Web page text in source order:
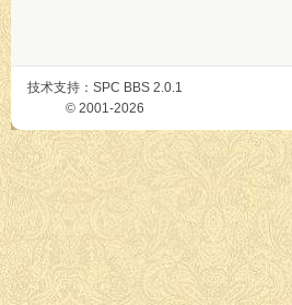
技术支持： SPC BBS 2.0.1
© 2001-2026